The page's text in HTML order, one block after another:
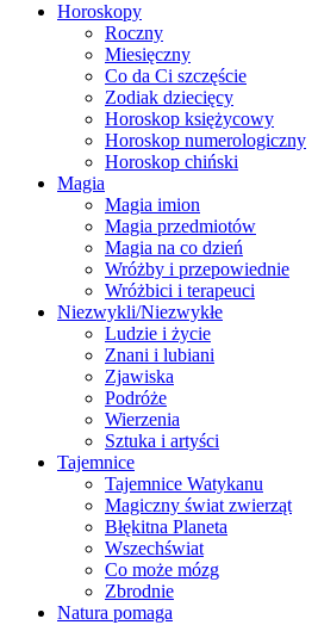
Horoskopy
Roczny
Miesięczny
Co da Ci szczęście
Zodiak dziecięcy
Horoskop księżycowy
Horoskop numerologiczny
Horoskop chiński
Magia
Magia imion
Magia przedmiotów
Magia na co dzień
Wróżby i przepowiednie
Wróżbici i terapeuci
Niezwykli/Niezwykłe
Ludzie i życie
Znani i lubiani
Zjawiska
Podróże
Wierzenia
Sztuka i artyści
Tajemnice
Tajemnice Watykanu
Magiczny świat zwierząt
Błękitna Planeta
Wszechświat
Co może mózg
Zbrodnie
Natura pomaga